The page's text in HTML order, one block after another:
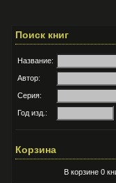
Поиск книг
Название:
Автор:
Серия:
Год изд.:
Корзина
В корзине 0